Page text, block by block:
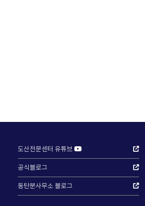
도산전문센터 유튜브
공식블로그
동탄분사무소 블로그